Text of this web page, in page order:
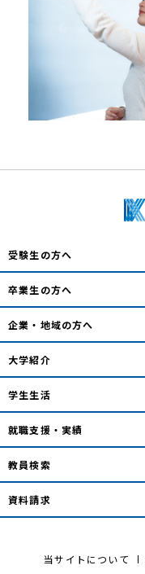
受験生の方へ
卒業生の方へ
企業・地域の方へ
大学紹介
学生生活
就職支援・実績
教員検索
資料請求
当サイトについて